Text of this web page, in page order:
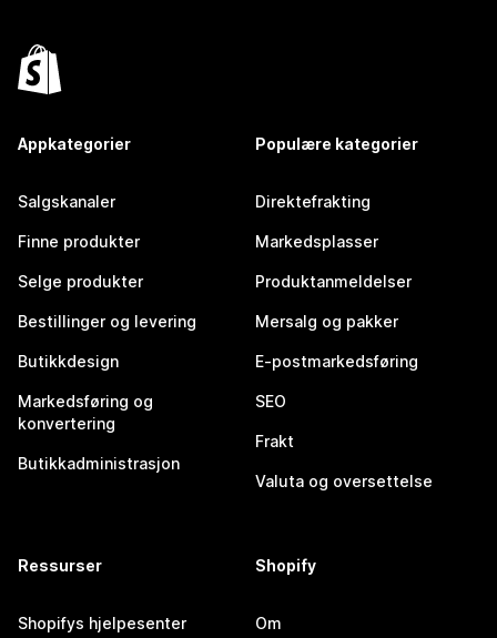
Appkategorier
Salgskanaler
Finne produkter
Selge produkter
Bestillinger og levering
Butikkdesign
Markedsføring og
konvertering
Butikkadministrasjon
Populære kategorier
Direktefrakting
Markedsplasser
Produktanmeldelser
Mersalg og pakker
E-postmarkedsføring
SEO
Frakt
Valuta og oversettelse
Ressurser
Shopifys hjelpesenter
Shopify
Om